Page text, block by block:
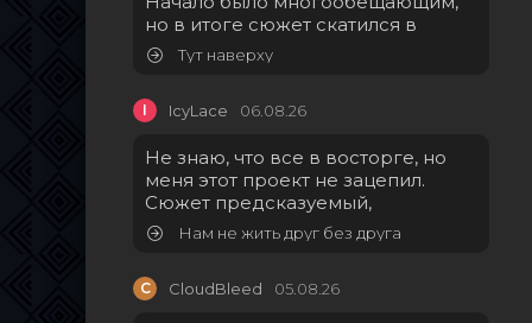
но в итоге сюжет скатился в
Тут наверху
I IcyLace 06.08.26
Не знаю, что все в восторге, но
меня этот проект не зацепил.
Сюжет предсказуемый,
Нам не жить друг без друга
C CloudBleed 05.08.26